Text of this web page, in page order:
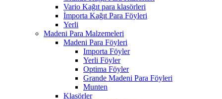
Vario Kağıt para klasörleri
İmporta Kağıt Para Föyleri
Yerli
Madeni Para Malzemeleri
Madeni Para Föyleri
Importa Föyler
Yerli Föyler
Optima Föyler
Grande Madeni Para Föyleri
Munten
Klasörler